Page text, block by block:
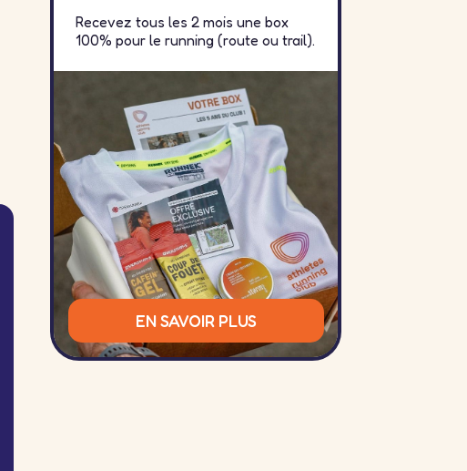
Recevez tous les 2 mois une box
100% pour le running (route ou trail).
EN SAVOIR PLUS